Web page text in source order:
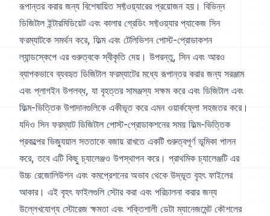
রূপান্তর করার জন্য বিশেষায়িত সফ্টওয়্যারের প্রয়োজন হয়। বিভিন্ন
ডিজিটাল ইন্টারমিডিয়েট এবং কালার গ্রেডিং সফ্টওয়্যার প্যাকেজ সিন
ফরম্যাটকে সমর্থন করে, ফিল্ম এবং টেলিভিশন পোস্ট-প্রোডাকশন
ল্যান্ডস্কেপে এর গুরুত্বকে স্বীকৃতি দেয়। উপরন্তু, সিন এবং আরও
ব্যাপকভাবে ব্যবহৃত ডিজিটাল ফরম্যাটের মধ্যে রূপান্তর করার জন্য সরঞ্জাম
এবং প্লাগইন উপলব্ধ, যা বৃহত্তর সামঞ্জস্য সক্ষম করে এবং ডিজিটাল এবং
ফিল্ম-ভিত্তিক উপাদানগুলিকে একীভূত করে এমন ওয়ার্কফ্লো সহজতর করে।
যদিও সিন ফরম্যাট ডিজিটাল পোস্ট-প্রোডাকশনের সময় ফিল্ম-ভিত্তিক
প্রকল্পের ভিজ্যুয়াল সততাকে বজায় রাখতে একটি গুরুত্বপূর্ণ ভূমিকা পালন
করে, তবে এটি কিছু চ্যালেঞ্জও উপস্থাপন করে। প্রাথমিক চ্যালেঞ্জটি এর
উচ্চ রেজোলিউশন এবং কমপ্রেশনের অভাব থেকে উদ্ভূত বৃহৎ ফাইলের
আকার। এই বৃহৎ ফাইলগুলি স্টোর করা এবং পরিচালনা করার জন্য
উল্লেখযোগ্য স্টোরেজ ক্ষমতা এবং শক্তিশালী ডেটা ম্যানেজমেন্ট কৌশলের